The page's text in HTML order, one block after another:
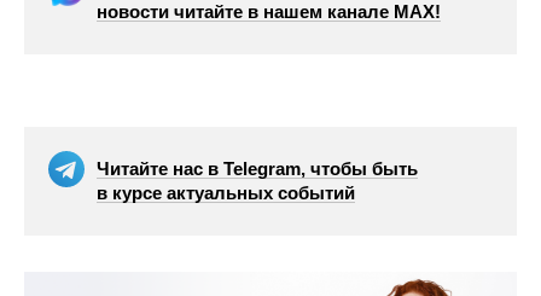
новости читайте в нашем канале МАХ!
Читайте нас в Telegram, чтобы быть
в курсе актуальных событий